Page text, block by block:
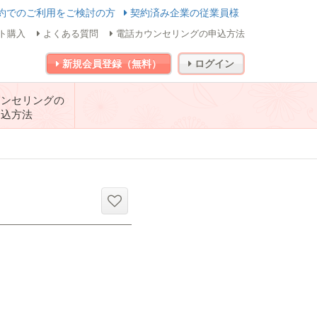
でのご利用をご検討の方 契約済み企業の従業員様
購入 よくある質問 電話カウンセリングの申込方法
新規会員登録（無料） ログイン
セリングの
方法